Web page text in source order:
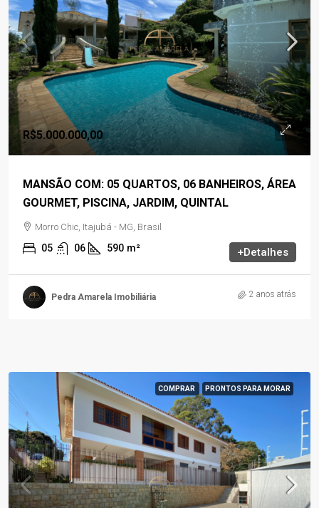
R$5.000.000,00
MANSÃO COM: 05 QUARTOS, 06 BANHEIROS, ÁREA
GOURMET, PISCINA, JARDIM, QUINTAL
Morro Chic, Itajubá - MG, Brasil
05 06 590 m² +Detalhes
Pedra Amarela Imobiliária 2 anos atrás
COMPRAR PRONTOS PARA MORAR